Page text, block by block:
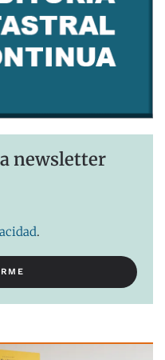
newsletter
.